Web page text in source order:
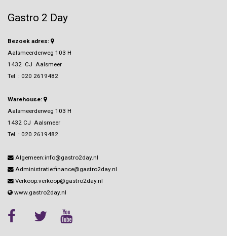
Gastro 2 Day
Bezoek adres:
Aalsmeerderweg 103 H
1432 CJ Aalsmeer
Tel : 020 2619482
Warehouse:
Aalsmeerderweg 103 H
1432 CJ Aalsmeer
Tel : 020 2619482
Algemeen:info@gastro2day.nl
Administratie:finance@gastro2day.nl
Verkoop:verkoop@gastro2day.nl
www.gastro2day.nl